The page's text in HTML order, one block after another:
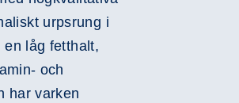
urpsrung i
en låg fetthalt,
och
har varken